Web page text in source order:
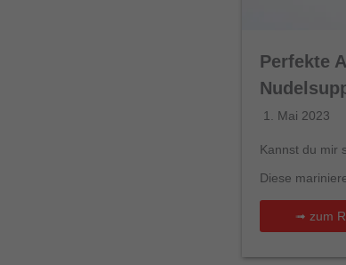
Perfekte
1. Mai 2023
Kannst du mir
Diese
➟ zum